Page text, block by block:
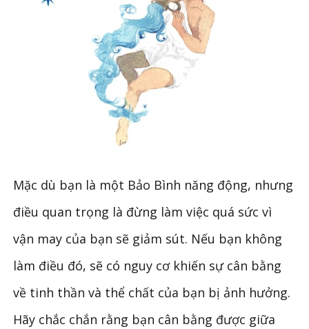
Mặc dù bạn là một Bảo Bình năng động, nhưng
điều quan trọng là đừng làm việc quá sức vì
vận may của bạn sẽ giảm sút. Nếu bạn không
làm điều đó, sẽ có nguy cơ khiến sự cân bằng
về tinh thần và thể chất của bạn bị ảnh hưởng.
Hãy chắc chắn rằng bạn cân bằng được giữa